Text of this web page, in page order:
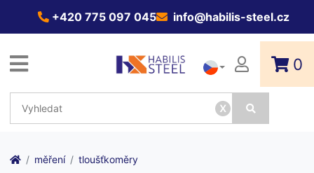
+420 775 097 045 info@habilis-steel.cz
x
0
měření tloušťkoměry